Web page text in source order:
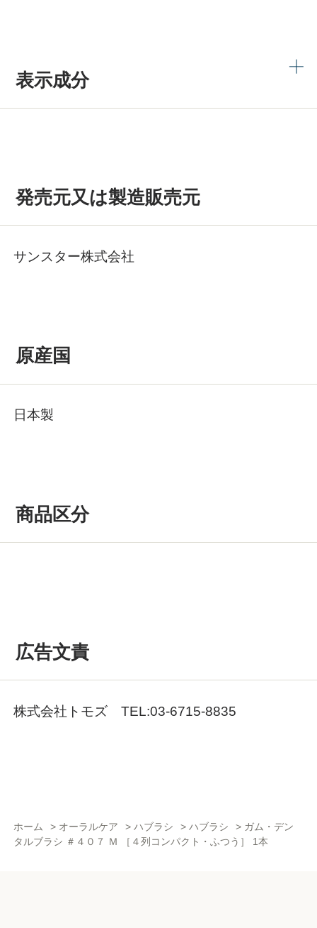
表示成分
発売元又は製造販売元
サンスター株式会社
原産国
日本製
商品区分
広告文責
株式会社トモズ TEL:03-6715-8835
ホーム > オーラルケア >ハブラシ > ハブラシ > ガム・デン
タルブラシ ＃４０７ Ｍ ［４列コンパクト・ふつう］ 1本